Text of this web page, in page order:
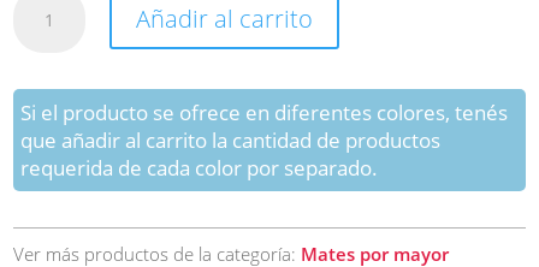
Camionero
Inoxidable
lisa
Calidad
Premium
Añadir al carrito
Si el producto se ofrece en diferentes colores, tenés
que añadir al carrito la cantidad de productos
requerida de cada color por separado.
Ver más productos de la categoría: Mates por mayor